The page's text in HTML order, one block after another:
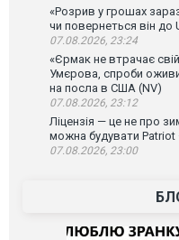
«Розрив у грошах
чи повернеться він до
07.08.2026, 23:24
«Єрмак не втрачає
Умєрова, спроби
на посла в США (NV)
07.08.2026, 23:12
Ліцензія — це не про
можна будувати
07.08.2026, 23:00